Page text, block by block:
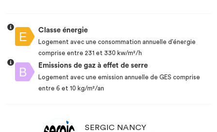
Classe énergie
Logement avec une consommation annuelle d’énergie
comprise entre 231 et 330 kw/m²/h
Emissions de gaz à effet de serre
Logement avec une emission annuelle de GES comprise
entre 6 et 10 kg/m²/an
SERGIC NANCY